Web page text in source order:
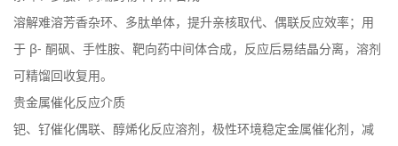
溶解难溶芳香杂环、多肽单体，提升亲核取代、偶联反应效率；用
于 β- 酮砜、手性胺、靶向药中间体合成，反应后易结晶分离，溶剂
可精馏回收复用。
贵金属催化反应介质
钯、钌催化偶联、醇烯化反应溶剂，极性环境稳定金属催化剂，减